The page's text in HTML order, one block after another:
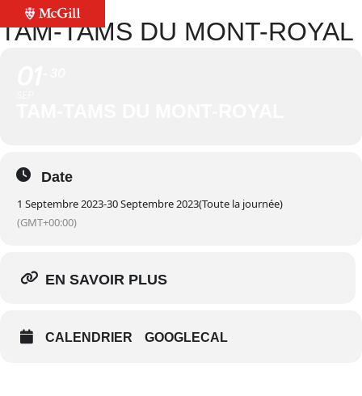
TAM-TAMS DU MONT-ROYAL
Date
1 Septembre 2023-30 Septembre 2023(Toute la journée)
(GMT+00:00)
EN SAVOIR PLUS
CALENDRIER GOOGLECAL